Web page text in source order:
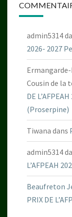
admin5314
2026- 2027
Cousin de la
DE
(Proserpine)
Tiwana dans
admin5314
L’AFPEAH
Beaufreton
PRIX DE